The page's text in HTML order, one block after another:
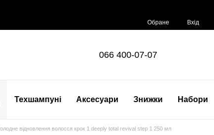
Обране Вхід
066 400-07-07
Техшампуні Аксесуари Знижки Набори
відновлення волосся крок 1 deeply total revival step 1 250 мл